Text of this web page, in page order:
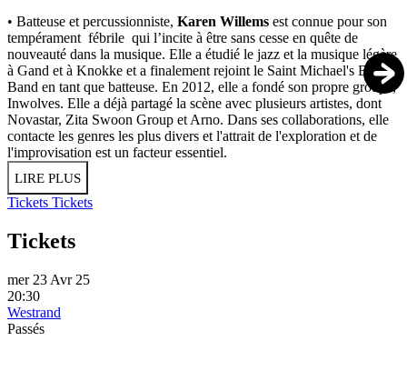
• Batteuse et percussionniste, Karen Willems est connue pour son
tempérament fébrile qui l’incite à être sans cesse en quête de
nouveauté dans la musique. Elle a étudié le jazz et la musique légère
à Gand et à Knokke et a finalement rejoint le Saint Michael's Big
Band en tant que batteuse. En 2012, elle a fondé son propre groupe,
Inwolves. Elle a déjà partagé la scène avec plusieurs artistes, dont
Novastar, Zita Swoon Group et Arno. Dans ses collaborations, elle
contacte les genres les plus divers et l'attrait de l'exploration et de
l'improvisation est un facteur essentiel.
LIRE PLUS
Tickets Tickets
Tickets
mer 23 Avr 25
20:30
Westrand
Passés